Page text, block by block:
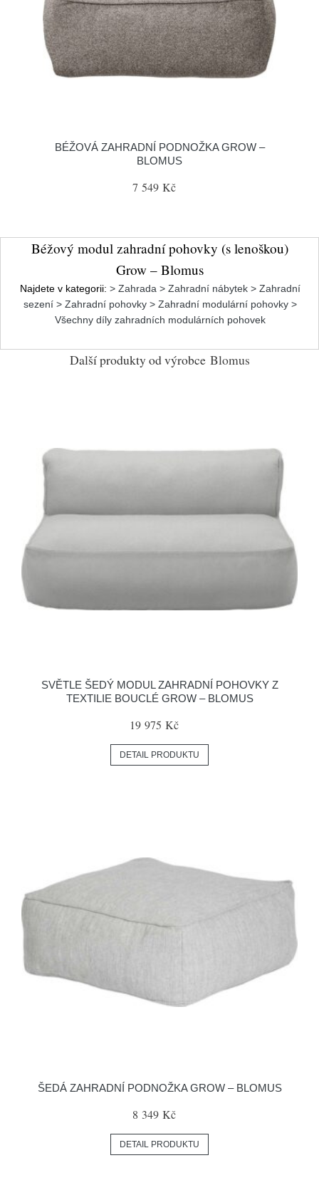
BÉŽOVÁ ZAHRADNÍ PODNOŽKA GROW –
BLOMUS
7 549 Kč
Béžový modul zahradní pohovky (s lenoškou)
Grow – Blomus
Najdete v kategorii: > Zahrada > Zahradní nábytek > Zahradní
sezení > Zahradní pohovky > Zahradní modulární pohovky >
Všechny díly zahradních modulárních pohovek
Další produkty od výrobce Blomus
SVĚTLE ŠEDÝ MODUL ZAHRADNÍ POHOVKY Z
TEXTILIE BOUCLÉ GROW – BLOMUS
19 975 Kč
DETAIL PRODUKTU
ŠEDÁ ZAHRADNÍ PODNOŽKA GROW – BLOMUS
8 349 Kč
DETAIL PRODUKTU